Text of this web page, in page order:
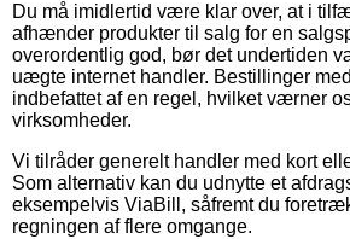
Du må imidlertid være klar over, at i
afhænder produkter til salg for en
overordentlig god, bør det undertiden
uægte internet handler. Bestillinger
indbefattet af en regel, hvilket værner
virksomheder.
Vi tilråder generelt handler med kort
Som alternativ kan du udnytte et
eksempelvis ViaBill, såfremt du
regningen af flere omgange.